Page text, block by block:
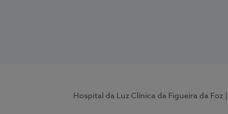
Hospital da Luz Clínica da Figueira da Foz